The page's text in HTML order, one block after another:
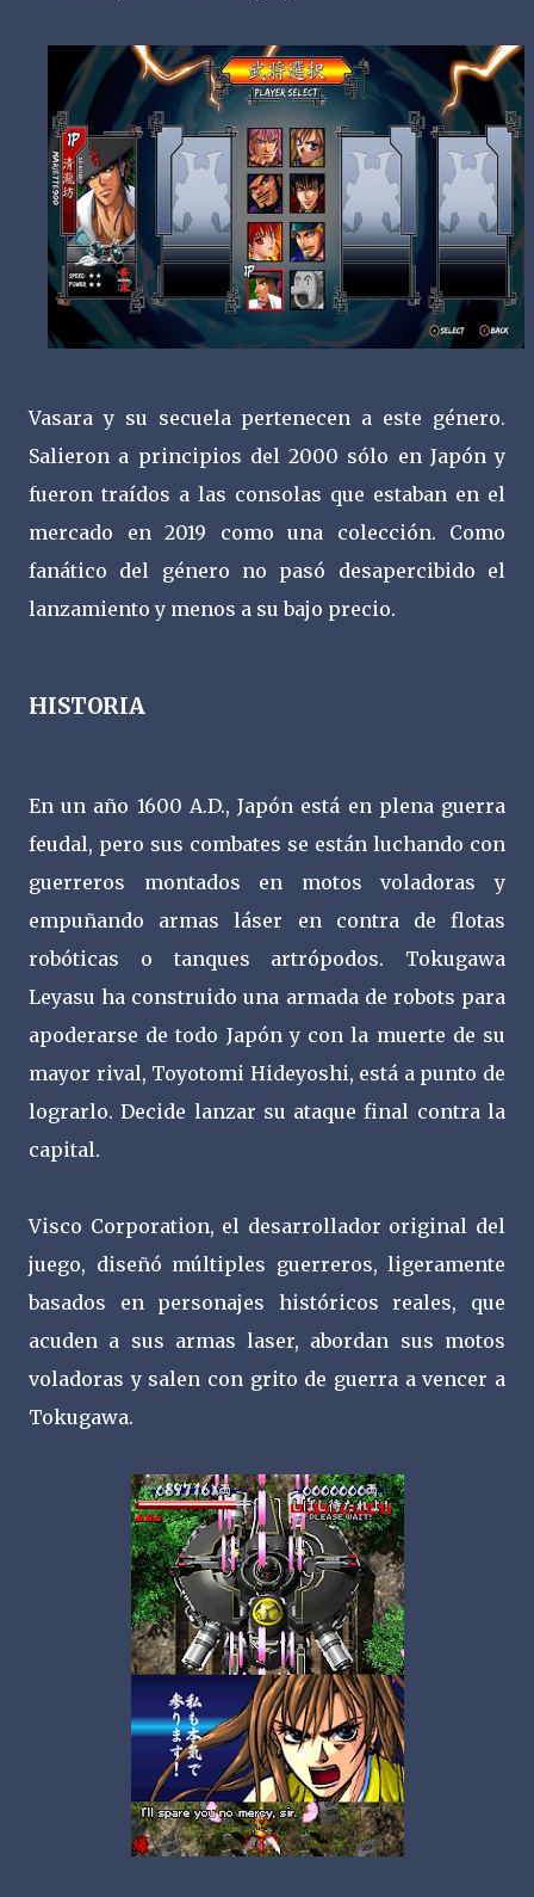
Vasara y su secuela pertenecen a este género.
Salieron a principios del 2000 sólo en Japón y
fueron traídos a las consolas que estaban en el
mercado en 2019 como una colección. Como
fanático del género no pasó desapercibido el
lanzamiento y menos a su bajo precio.
HISTORIA
En un año 1600 A.D., Japón está en plena guerra
feudal, pero sus combates se están luchando con
guerreros montados en motos voladoras y
empuñando armas láser en contra de flotas
robóticas o tanques artrópodos. Tokugawa
Leyasu ha construido una armada de robots para
apoderarse de todo Japón y con la muerte de su
mayor rival, Toyotomi Hideyoshi, está a punto de
lograrlo. Decide lanzar su ataque final contra la
capital.
Visco Corporation, el desarrollador original del
juego, diseñó múltiples guerreros, ligeramente
basados en personajes históricos reales, que
acuden a sus armas laser, abordan sus motos
voladoras y salen con grito de guerra a vencer a
Tokugawa.